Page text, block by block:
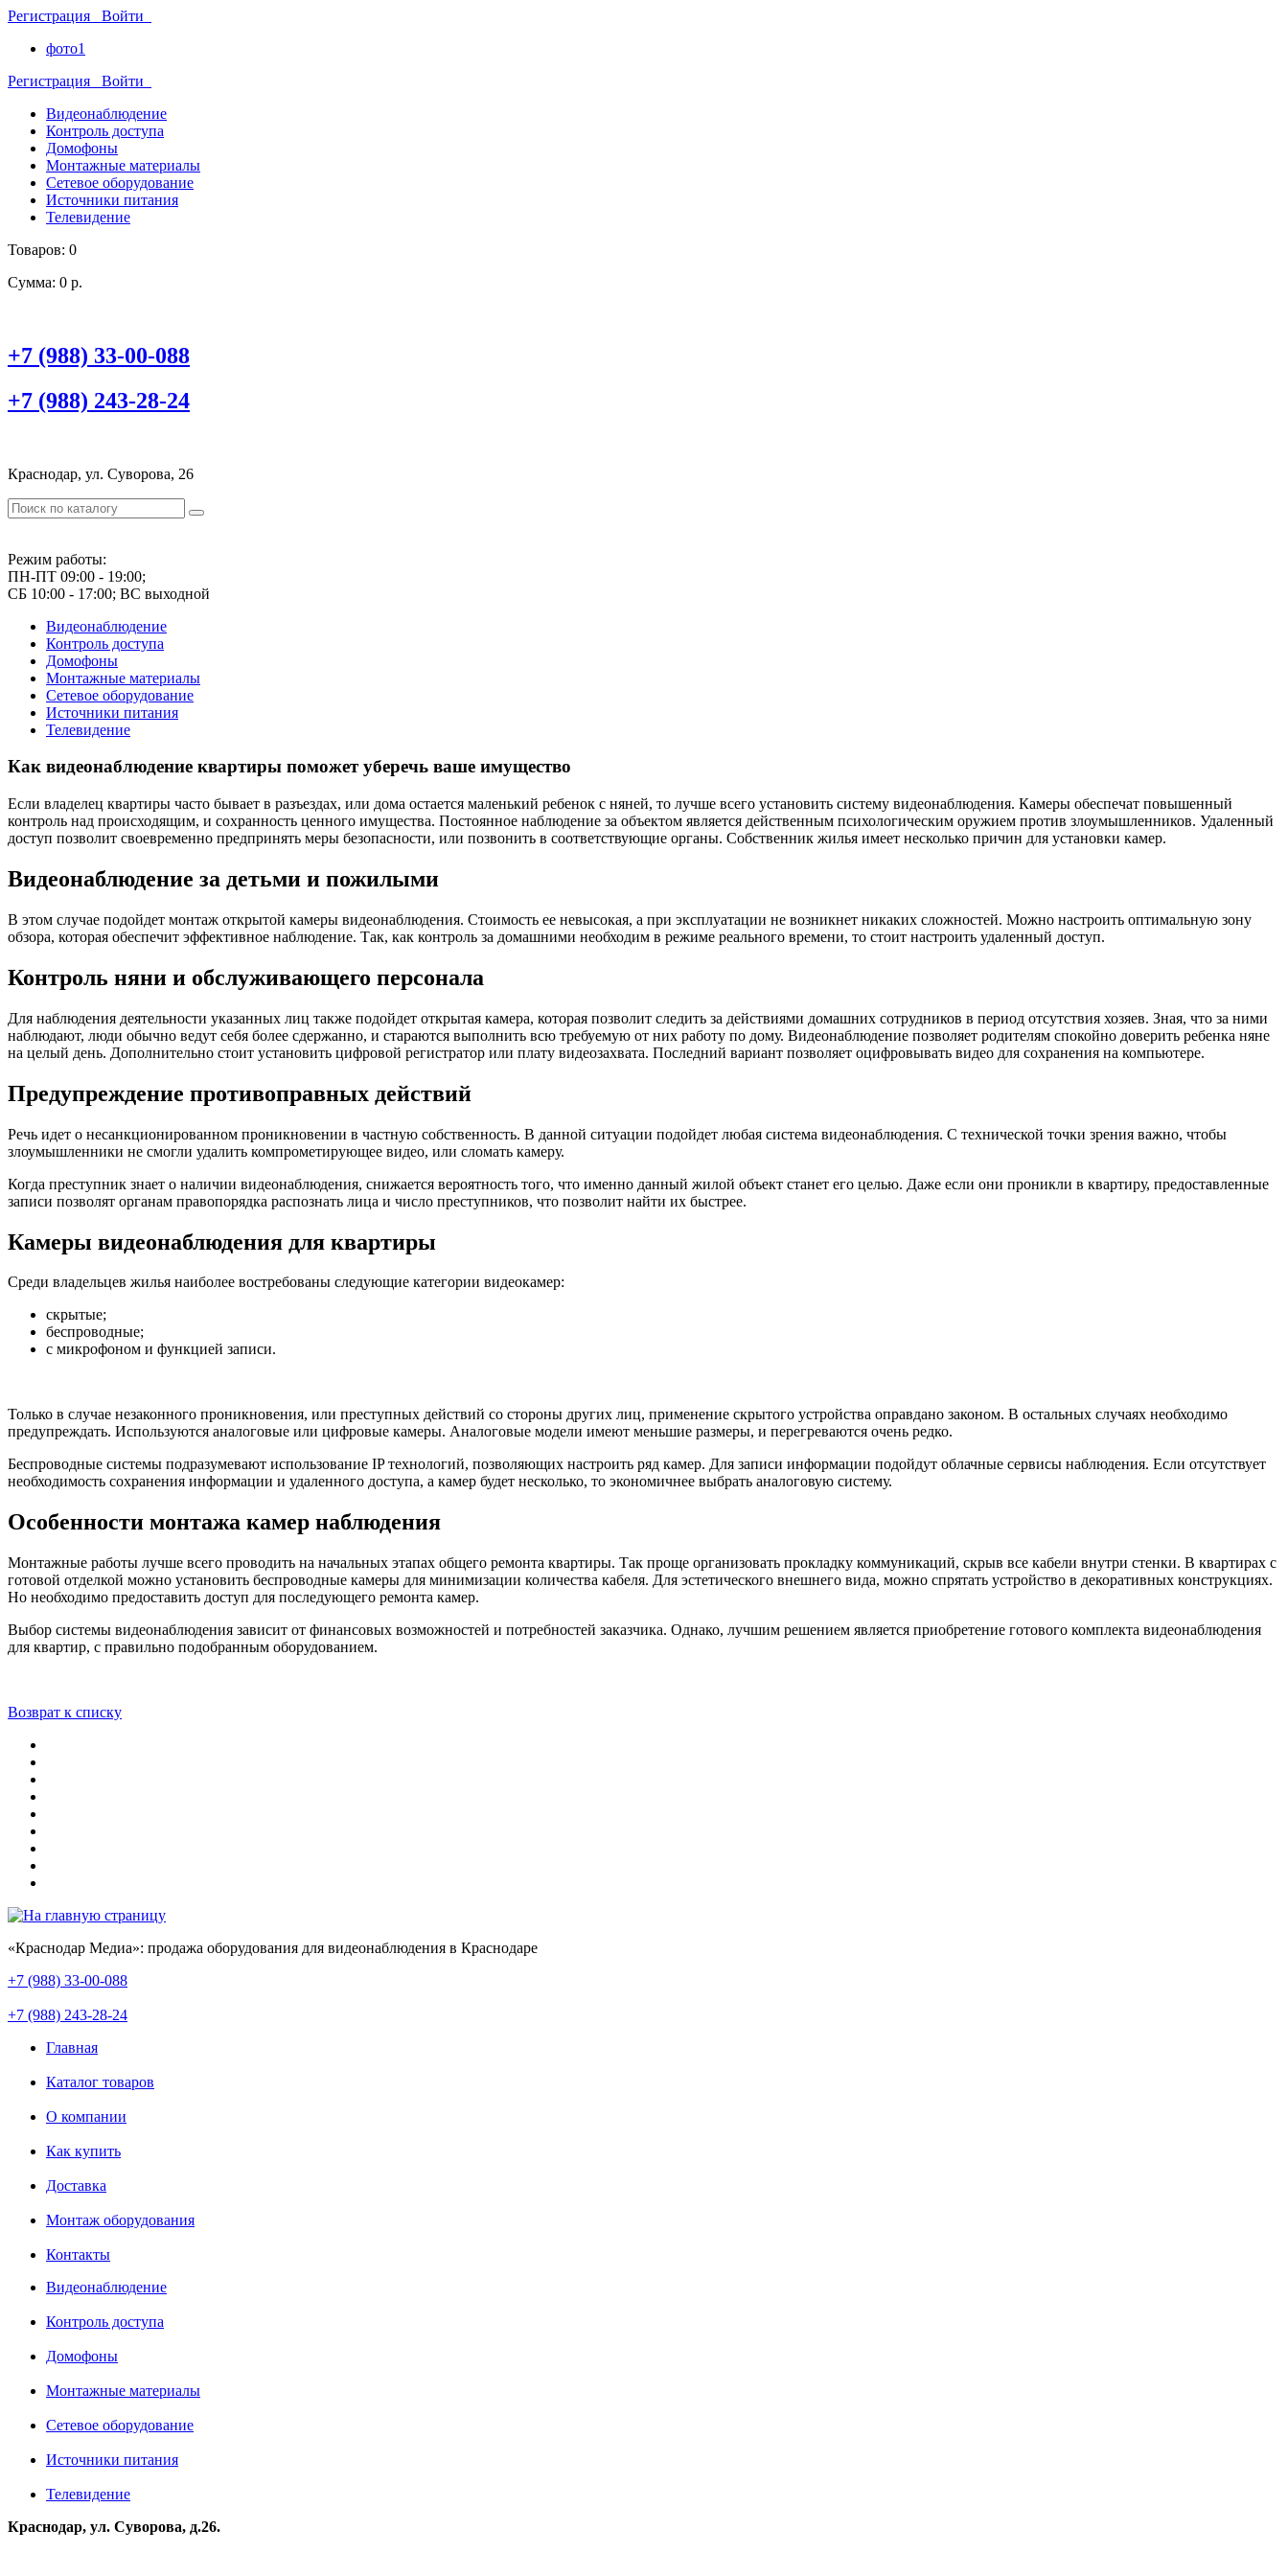
Регистрация Войти
фото1
Регистрация Войти
Видеонаблюдение
Контроль доступа
Домофоны
Монтажные материалы
Сетевое оборудование
Источники питания
Телевидение
Товаров: 0
Сумма: 0 р.
+7 (988) 33-00-088
+7 (988) 243-28-24
Краснодар, ул. Суворова, 26
Режим работы:
ПН-ПТ 09:00 - 19:00;
СБ 10:00 - 17:00; ВС выходной
Видеонаблюдение
Контроль доступа
Домофоны
Монтажные материалы
Сетевое оборудование
Источники питания
Телевидение
Как видеонаблюдение квартиры поможет уберечь ваше имущество
Если владелец квартиры часто бывает в разъездах, или дома остается маленький ребенок с няней, то лучше всего установить систему видеонаблюдения. Камеры обеспечат повышенный
контроль над происходящим, и сохранность ценного имущества. Постоянное наблюдение за объектом является действенным психологическим оружием против злоумышленников. Удаленный
доступ позволит своевременно предпринять меры безопасности, или позвонить в соответствующие органы. Собственник жилья имеет несколько причин для установки камер.
Видеонаблюдение за детьми и пожилыми
В этом случае подойдет монтаж открытой камеры видеонаблюдения. Стоимость ее невысокая, а при эксплуатации не возникнет никаких сложностей. Можно настроить оптимальную зону
обзора, которая обеспечит эффективное наблюдение. Так, как контроль за домашними необходим в режиме реального времени, то стоит настроить удаленный доступ.
Контроль няни и обслуживающего персонала
Для наблюдения деятельности указанных лиц также подойдет открытая камера, которая позволит следить за действиями домашних сотрудников в период отсутствия хозяев. Зная, что за ними
наблюдают, люди обычно ведут себя более сдержанно, и стараются выполнить всю требуемую от них работу по дому. Видеонаблюдение позволяет родителям спокойно доверить ребенка няне
на целый день. Дополнительно стоит установить цифровой регистратор или плату видеозахвата. Последний вариант позволяет оцифровывать видео для сохранения на компьютере.
Предупреждение противоправных действий
Речь идет о несанкционированном проникновении в частную собственность. В данной ситуации подойдет любая система видеонаблюдения. С технической точки зрения важно, чтобы
злоумышленники не смогли удалить компрометирующее видео, или сломать камеру.
Когда преступник знает о наличии видеонаблюдения, снижается вероятность того, что именно данный жилой объект станет его целью. Даже если они проникли в квартиру, предоставленные
записи позволят органам правопорядка распознать лица и число преступников, что позволит найти их быстрее.
Камеры видеонаблюдения для квартиры
Среди владельцев жилья наиболее востребованы следующие категории видеокамер:
скрытые;
беспроводные;
с микрофоном и функцией записи.
Только в случае незаконного проникновения, или преступных действий со стороны других лиц, применение скрытого устройства оправдано законом. В остальных случаях необходимо
предупреждать. Используются аналоговые или цифровые камеры. Аналоговые модели имеют меньшие размеры, и перегреваются очень редко.
Беспроводные системы подразумевают использование IP технологий, позволяющих настроить ряд камер. Для записи информации подойдут облачные сервисы наблюдения. Если отсутствует
необходимость сохранения информации и удаленного доступа, а камер будет несколько, то экономичнее выбрать аналоговую систему.
Особенности монтажа камер наблюдения
Монтажные работы лучше всего проводить на начальных этапах общего ремонта квартиры. Так проще организовать прокладку коммуникаций, скрыв все кабели внутри стенки. В квартирах с
готовой отделкой можно установить беспроводные камеры для минимизации количества кабеля. Для эстетического внешнего вида, можно спрятать устройство в декоративных конструкциях.
Но необходимо предоставить доступ для последующего ремонта камер.
Выбор системы видеонаблюдения зависит от финансовых возможностей и потребностей заказчика. Однако, лучшим решением является приобретение готового комплекта видеонаблюдения
для квартир, с правильно подобранным оборудованием.
Возврат к списку
«Краснодар Медиа»: продажа оборудования для видеонаблюдения в Краснодаре
+7 (988) 33-00-088
+7 (988) 243-28-24
Главная
Каталог товаров
О компании
Как купить
Доставка
Монтаж оборудования
Контакты
Видеонаблюдение
Контроль доступа
Домофоны
Монтажные материалы
Сетевое оборудование
Источники питания
Телевидение
Краснодар, ул. Суворова, д.26.